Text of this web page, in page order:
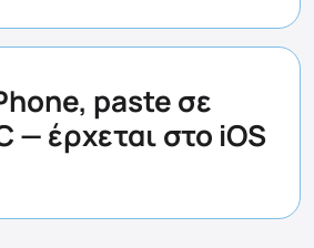
paste σε
— έρχεται στο iOS